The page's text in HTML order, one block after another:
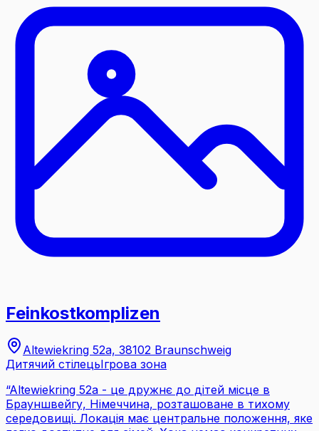
Feinkostkomplizen
Altewiekring 52a, 38102 Braunschweig
Дитячий стілецьІгрова зона
“Altewiekring 52a - це дружнє до дітей місце в
Брауншвейгу, Німеччина, розташоване в тихому
середовищі. Локація має центральне положення, яке